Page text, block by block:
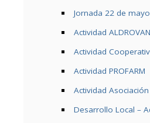
Jornada 22 de
Actividad
Actividad
Actividad PROFARM
Actividad
Desarrollo Local –